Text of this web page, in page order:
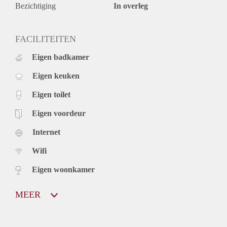
Bezichtiging In overleg
FACILITEITEN
Eigen badkamer
Eigen keuken
Eigen toilet
Eigen voordeur
Internet
Wifi
Eigen woonkamer
MEER